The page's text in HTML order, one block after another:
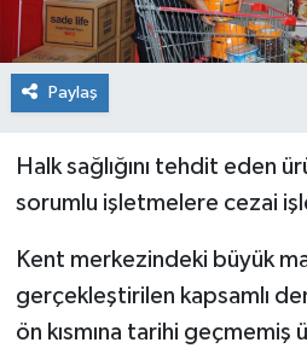
Paylaş
Halk sağlığını tehdit eden
sorumlu işletmelere cezai
Kent merkezindeki büyük
gerçekleştirilen kapsamlı
ön kısmına tarihi geçmemiş
İlim & İrfan
Kültür & Sanat
Sağlık
Sağlık & Yaşam
Siyaset